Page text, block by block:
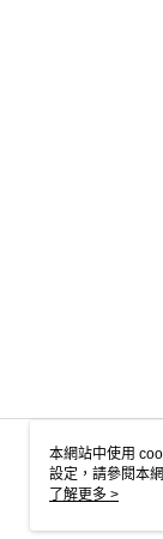
本網站中使用
設定，請參閱本
使用 cookie。
了解更多 >